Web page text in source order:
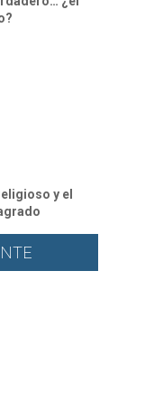
y el